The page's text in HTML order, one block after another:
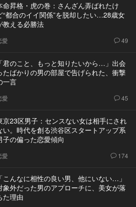
命昇格・虎の巻：さんざん弄ばれたけ
“都合のイイ関係”を脱却したい…28歳女
教える必勝法
愛 49
「君のこと、もっと知りたいから…」出会
たばかりの男の部屋で告げられた、衝撃
一言
愛 45
京23区男子：センスない女は相手にされ
い。時代を創る渋谷区スタートアップ系
子の偏った恋愛傾向
愛 174
「こんなに相性の良い男、他にいない…」
象外だった男のアプローチに、美女が落
た理由